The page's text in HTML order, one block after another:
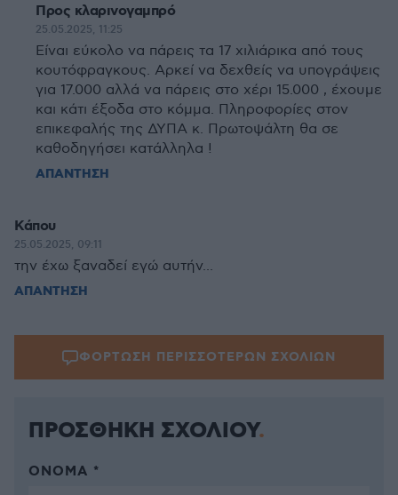
Προς κλαρινογαμπρό
25.05.2025, 11:25
Είναι εύκολο να πάρεις τα 17 χιλιάρικα από τους
κουτόφραγκους. Αρκεί να δεχθείς να υπογράψεις
για 17.000 αλλά να πάρεις στο χέρι 15.000 , έχουμε
και κάτι έξοδα στο κόμμα. Πληροφορίες στον
επικεφαλής της ΔΥΠΑ κ. Πρωτοψάλτη θα σε
καθοδηγήσει κατάλληλα !
ΑΠΑΝΤΗΣΗ
Κάπου
25.05.2025, 09:11
την έχω ξαναδεί εγώ αυτήν...
ΑΠΑΝΤΗΣΗ
ΦΟΡΤΩΣΗ ΠΕΡΙΣΣΟΤΕΡΩΝ ΣΧΟΛΙΩΝ
ΠΡΟΣΘΗΚΗ ΣΧΟΛΙΟΥ
ΌΝΟΜΑ *